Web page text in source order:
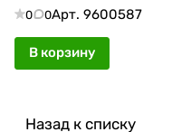
0 0Арт. 9600587
В корзину
Назад к списку